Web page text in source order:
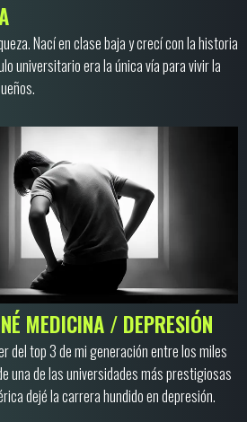
Nací en clase baja y crecí con la historia
universitario era la única vía para vivir la
MEDICINA / DEPRESIÓN
del top 3 de mi generación entre los miles
una de las universidades más prestigiosas
dejé la carrera hundido en depresión.